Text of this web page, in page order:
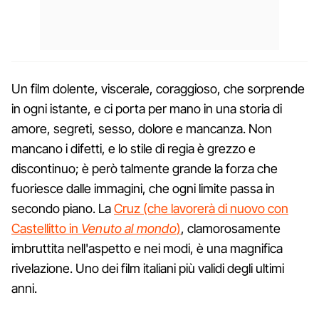
Un film dolente, viscerale, coraggioso, che sorprende
in ogni istante, e ci porta per mano in una storia di
amore, segreti, sesso, dolore e mancanza. Non
mancano i difetti, e lo stile di regia è grezzo e
discontinuo; è però talmente grande la forza che
fuoriesce dalle immagini, che ogni limite passa in
secondo piano. LaCruz (che lavorerà di nuovo con
Castellitto in Venuto al mondo), clamorosamente
imbruttita nell'aspetto e nei modi, è una magnifica
rivelazione. Uno dei film italiani più validi degli ultimi
anni.